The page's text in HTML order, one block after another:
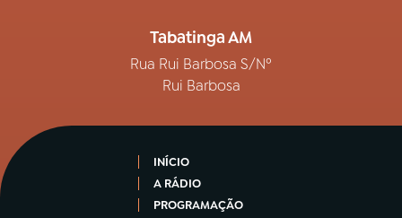
Tabatinga AM
Rua Rui Barbosa S/Nº
Rui Barbosa
INÍCIO
A RÁDIO
PROGRAMAÇÃO